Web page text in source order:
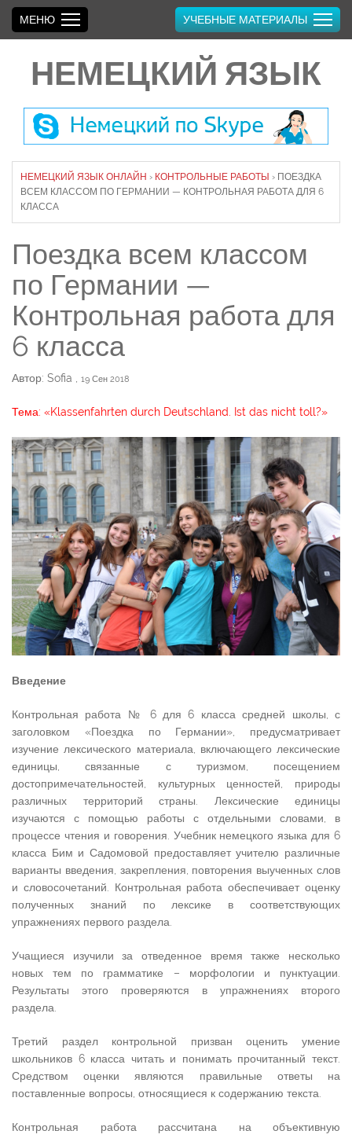
НЕМЕЦКИЙ ЯЗЫК
МЕНЮ УЧЕБНЫЕ МАТЕРИАЛЫ
НЕМЕЦКИЙ ЯЗЫК ОНЛАЙН › КОНТРОЛЬНЫЕ РАБОТЫ › ПОЕЗДКА
ВСЕМ КЛАССОМ ПО ГЕРМАНИИ — КОНТРОЛЬНАЯ РАБОТА ДЛЯ 6
КЛАССА
Поездка всем классом
по Германии —
Контрольная работа для
6 класса
Автор: Sofia , 19 Сен 2018
Тема: «Klassenfahrten durch Deutschland. Ist das nicht toll?»
Введение
Контрольная работа № 6 для 6 класса средней школы, с
заголовком «Поездка по Германии», предусматривает
изучение лексического материала, включающего лексические
единицы, связанные с туризмом, посещением
достопримечательностей, культурных ценностей, природы
различных территорий страны. Лексические единицы
изучаются с помощью работы с отдельными словами, в
процессе чтения и говорения. Учебник немецкого языка для 6
класса Бим и Садомовой предоставляет учителю различные
варианты введения, закрепления, повторения выученных слов
и словосочетаний. Контрольная работа обеспечивает оценку
полученных знаний по лексике в соответствующих
упражнениях первого раздела.
Учащиеся изучили за отведенное время также несколько
новых тем по грамматике – морфологии и пунктуации.
Результаты этого проверяются в упражнениях второго
раздела.
Третий раздел контрольной призван оценить умение
школьников 6 класса читать и понимать прочитанный текст.
Средством оценки являются правильные ответы на
поставленные вопросы, относящиеся к содержанию текста.
Контрольная работа рассчитана на объективную